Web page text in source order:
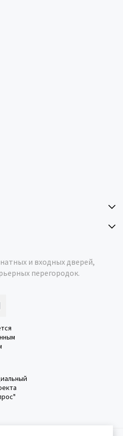
и входных дверей,
перегородок.